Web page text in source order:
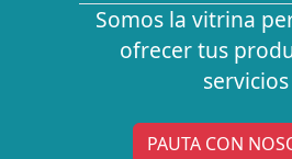
Somos la vitrina
ofrecer tus
servicios
PAUTA CON